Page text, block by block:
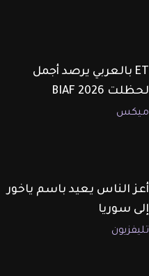
ET بالعربي يرصد أجمل
لحظلت BIAF 2026
ميكس
أعز الناس يعيد باسم ياخور
إلى سوريا
تليفزيون